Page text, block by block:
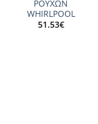
ΡΟΥΧΩΝ
WHIRLPOOL
51.53€